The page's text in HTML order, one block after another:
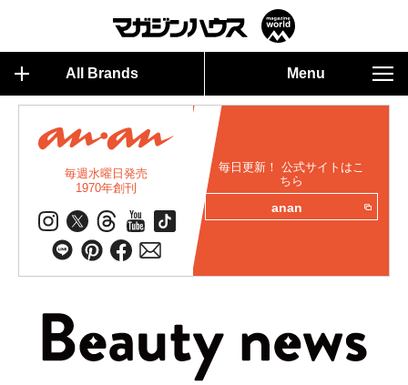
All Brands Menu
毎週水曜日発売
1970年創刊
毎日更新！ 公式サイトはこ
ちら
anan